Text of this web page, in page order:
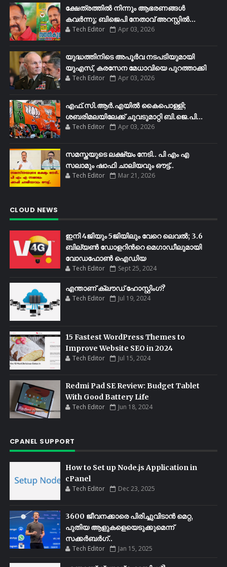
ക്ഷേത്രത്തിൽ നിന്നും ആഭരണങ്ങൾ
കവർന്നു; ബിജെപി നേതാവ് അറസ്റ്റിൽ...
Tech Editor Apr 03, 2026
യുദ്ധത്തിനിടെ അപൂർവ നടപടിയുമായി
യുഎസ്, കരസേന മേധാവിയെ പുറത്താക്കി
Tech Editor Apr 03, 2026
എഫ്​.സി.ആർ.എയിൽ കൈപൊള്ളി;
ശബരിമലയിലേക്ക്​ ചുവടുമാറ്റി ബി.ജെ.പി...
Tech Editor Apr 03, 2026
സമസ്തയുടെ ലക്ഷ്യം നേടി.. പി എം എ
സലാമും ഷാഫി ചാലിയവും ഔട്ട്..
Tech Editor Mar 21, 2026
CLOUD NEWS
ഇനി 4ജിയും 5ജിയിലും വേറെ ലെവൽ; 3.6
ബില്യണ്‍ ഡോളറിന്‍റെ മെഗാഡീലുമായി
വോഡഫോണ്‍ ഐഡിയ
Tech Editor Sept 25, 2024
എന്താണ് ക്ലൗഡ് ഹോസ്റ്റിംഗ്?
Tech Editor Jul 19, 2024
15 Fastest WordPress Themes to
Improve Website SEO in 2024
Tech Editor Jul 15, 2024
Redmi Pad SE Review: Budget Tablet
With Good Battery Life
Tech Editor Jun 18, 2024
CPANEL SUPPORT
How to Set up Node.js Application in
cPanel
Tech Editor Dec 23, 2025
3600 ജീവനക്കാരെ പിരിച്ചുവിടാൻ മെറ്റ,
പുതിയ ആളുകളെയെടുക്കുമെന്ന്
സക്കർബർഗ്..
Tech Editor Jan 15, 2025